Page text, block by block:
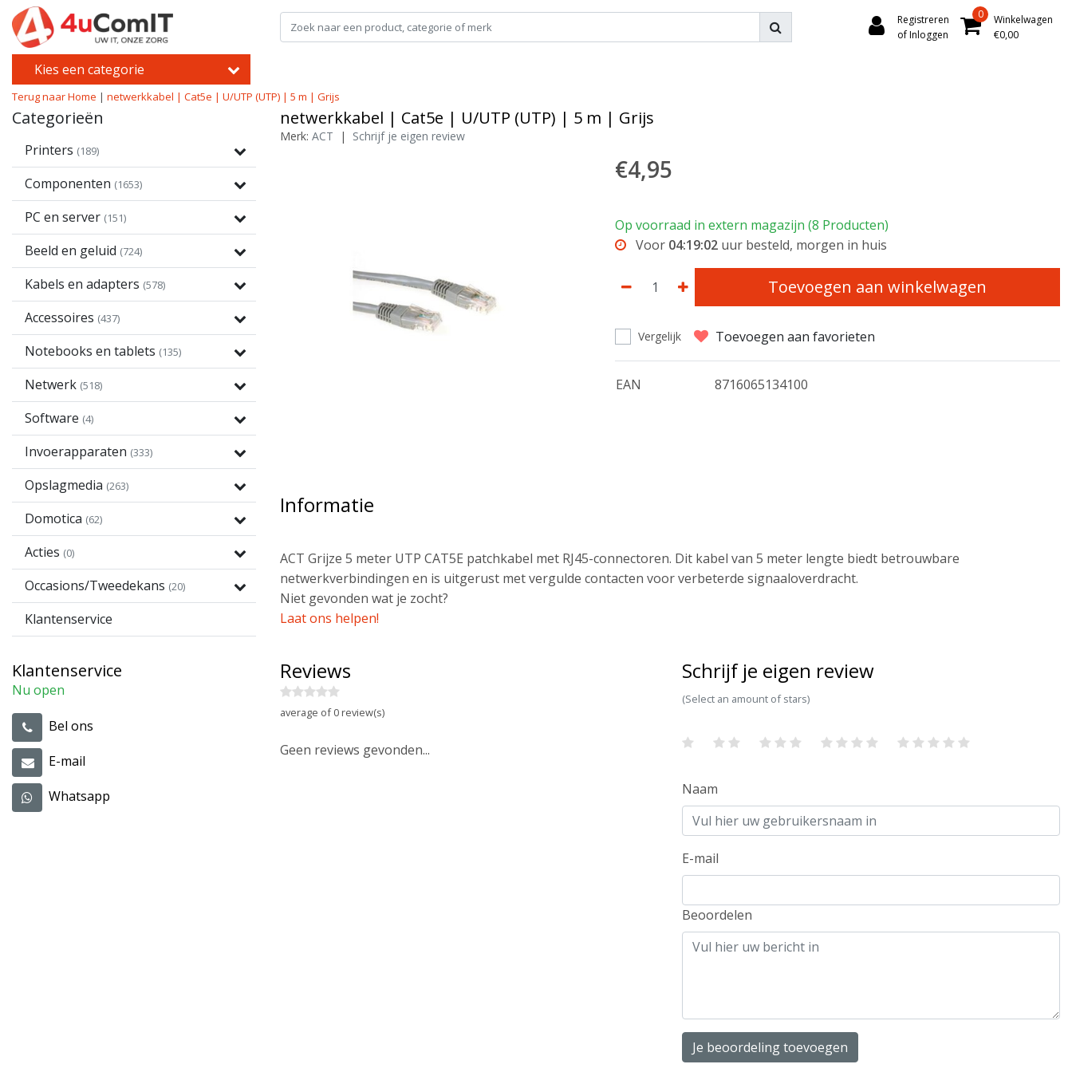
Registreren
of Inloggen
0
Winkelwagen
€0,00
Kies een categorie
Terug naar Home | netwerkkabel | Cat5e | U/UTP (UTP) | 5 m | Grijs
Categorieën
Printers (189)
Componenten (1653)
PC en server (151)
Beeld en geluid (724)
Kabels en adapters (578)
Accessoires (437)
Notebooks en tablets (135)
Netwerk (518)
Software (4)
Invoerapparaten (333)
Opslagmedia (263)
Domotica (62)
Acties (0)
Occasions/Tweedekans (20)
Klantenservice
Klantenservice
Nu open
Bel ons
E-mail
Whatsapp
netwerkkabel | Cat5e | U/UTP (UTP) | 5 m | Grijs
Merk: ACT | Schrijf je eigen review
€4,95
Op voorraad in extern magazijn (8 Producten)
Voor 04:19:02 uur besteld, morgen in huis
Toevoegen aan winkelwagen
Vergelijk Toevoegen aan favorieten
EAN 8716065134100
Informatie
ACT Grijze 5 meter UTP CAT5E patchkabel met RJ45-connectoren. Dit kabel van 5 meter lengte biedt betrouwbare
netwerkverbindingen en is uitgerust met vergulde contacten voor verbeterde signaaloverdracht.
Niet gevonden wat je zocht?
Laat ons helpen!
Reviews
average of 0 review(s)
Geen reviews gevonden...
Schrijf je eigen review
(Select an amount of stars)
Naam
E-mail
Beoordelen
Je beoordeling toevoegen